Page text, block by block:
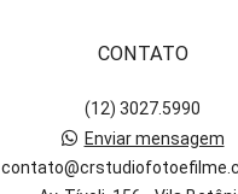
CONTATO
(12) 3027.5990
Enviar mensagem